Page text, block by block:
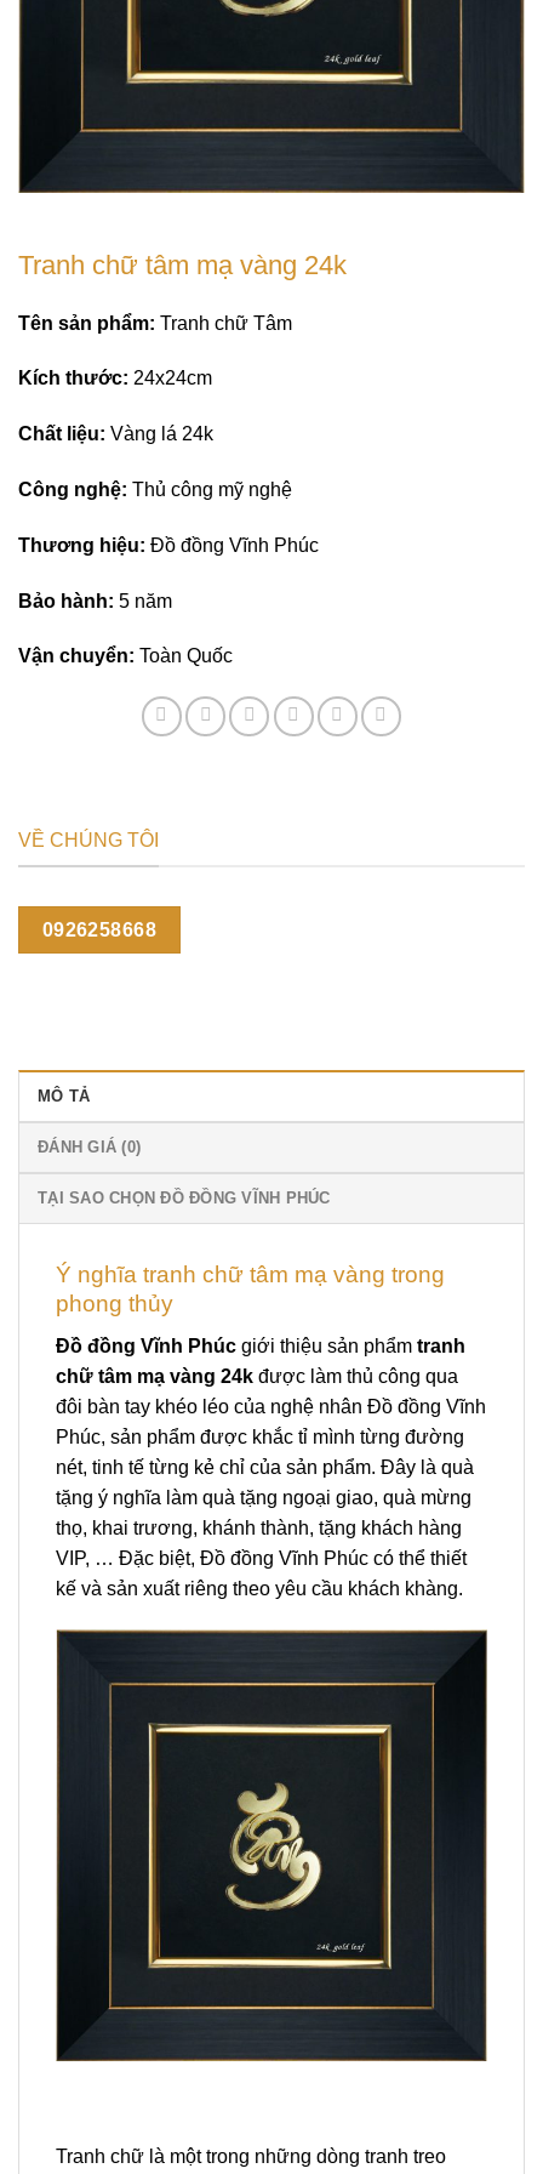
Tranh chữ tâm mạ vàng 24k
Tên sản phẩm: Tranh chữ Tâm
Kích thước: 24x24cm
Chất liệu: Vàng lá 24k
Công nghệ: Thủ công mỹ nghệ
Thương hiệu: Đồ đồng Vĩnh Phúc
Bảo hành: 5 năm
Vận chuyển: Toàn Quốc
VỀ CHÚNG TÔI
0926258668
MÔ TẢ
ĐÁNH GIÁ (0)
TẠI SAO CHỌN ĐỒ ĐỒNG VĨNH PHÚC
Ý nghĩa tranh chữ tâm mạ vàng trong
phong thủy
Đồ đồng Vĩnh Phúc giới thiệu sản phẩm tranh
chữ tâm mạ vàng 24k được làm thủ công qua
đôi bàn tay khéo léo của nghệ nhân Đồ đồng Vĩnh
Phúc, sản phẩm được khắc tỉ mình từng đường
nét, tinh tế từng kẻ chỉ của sản phẩm. Đây là quà
tặng ý nghĩa làm quà tặng ngoại giao, quà mừng
thọ, khai trương, khánh thành, tặng khách hàng
VIP, … Đặc biệt, Đồ đồng Vĩnh Phúc có thể thiết
kế và sản xuất riêng theo yêu cầu khách khàng.
Tranh chữ là một trong những dòng tranh treo